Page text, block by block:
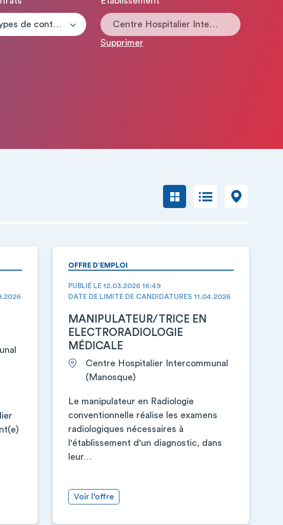
Tous les types de contrats
Centre Hospitalier Intercommunal
Supprimer
OFFRE D’EMPLOI
PUBLIÉ LE 12.03.2026 16:49
DATE DE LIMITE DE CANDIDATURES 11.04.2026
MANIPULATEUR/TRICE EN
ELECTRORADIOLOGIE
MÉDICALE
Centre Hospitalier Intercommunal
(Manosque)
Le manipulateur en Radiologie
conventionnelle réalise les examens
radiologiques nécessaires à
l'établissement d'un diagnostic, dans
leur…
Voir l’offre